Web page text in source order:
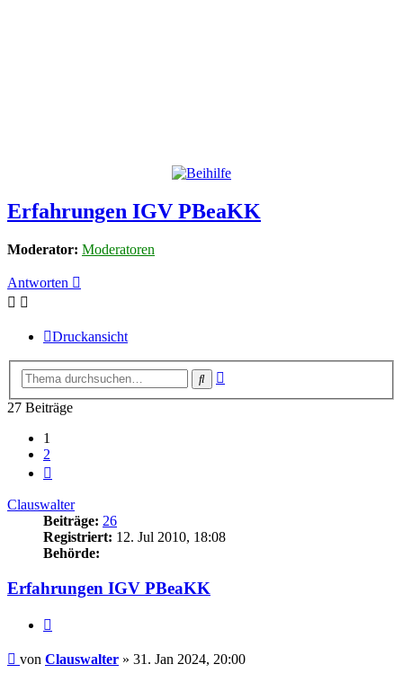
Erfahrungen IGV PBeaKK
Moderator: Moderatoren
Antworten
Druckansicht
Suche
27 Beiträge
1
2
Clauswalter
Beiträge: 26
Registriert: 12. Jul 2010, 18:08
Behörde:
Erfahrungen IGV PBeaKK
Beitrag
von Clauswalter » 31. Jan 2024, 20:00